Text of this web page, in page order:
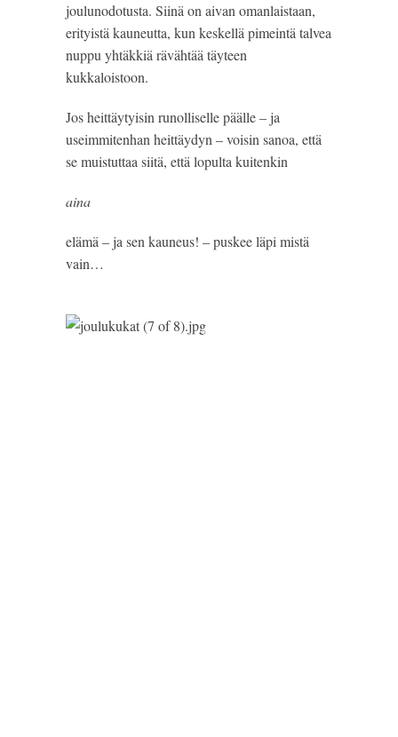
joulunodotusta. Siinä on aivan omanlaistaan,
erityistä kauneutta, kun keskellä pimeintä talvea
nuppu yhtäkkiä rävähtää täyteen
kukkaloistoon.
Jos heittäytyisin runolliselle päälle – ja
useimmitenhan heittäydyn – voisin sanoa, että
se muistuttaa siitä, että lopulta kuitenkin
aina
elämä – ja sen kauneus! – puskee läpi mistä
vain…